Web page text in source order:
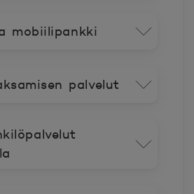
mobiilipankki
palvelut